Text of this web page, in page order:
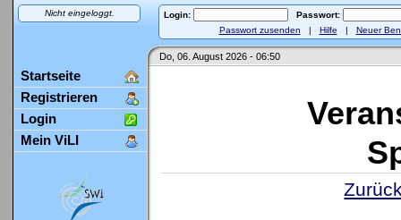
Nicht eingeloggt. Login:
Passwort:
Passwort zusenden | Hilfe | Neuer
Do, 06. August 2026 - 06:50
Startseite
Registrieren
Login
Mein ViLI